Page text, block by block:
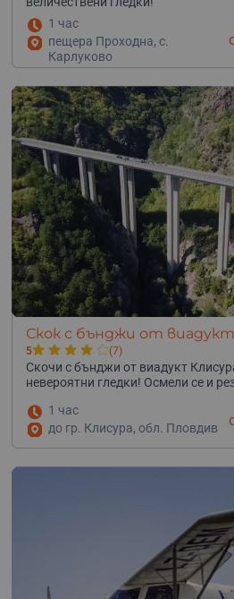
1 час
пещера Проходна, с.
Карлуково
Скок с бънджи от
5 (7)
Скочи с бънджи от виадукт
невероятни гледки! Осмели се и
1 час
до гр. Клисура, обл. Пловдив